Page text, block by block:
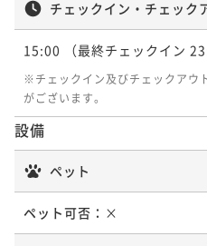
【選べるDinner】美食を堪
二食付き 現地決済可
ポイ
ポイントアップ
チェックイン・チェック
15:00 （最終チェックイン
※チェックイン及びチェックアウ
がございます。
設備
ペット
ペット可否： ×